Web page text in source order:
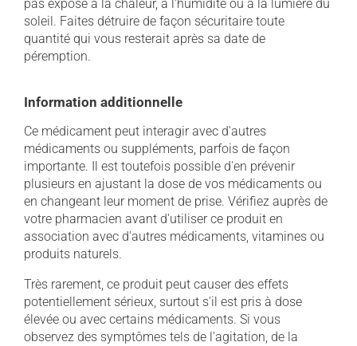
pas exposé à la chaleur, à l'humidité ou à la lumière du
soleil. Faites détruire de façon sécuritaire toute
quantité qui vous resterait après sa date de
péremption.
Information additionnelle
Ce médicament peut interagir avec d'autres
médicaments ou suppléments, parfois de façon
importante. Il est toutefois possible d'en prévenir
plusieurs en ajustant la dose de vos médicaments ou
en changeant leur moment de prise. Vérifiez auprès de
votre pharmacien avant d'utiliser ce produit en
association avec d'autres médicaments, vitamines ou
produits naturels.
Très rarement, ce produit peut causer des effets
potentiellement sérieux, surtout s'il est pris à dose
élevée ou avec certains médicaments. Si vous
observez des symptômes tels de l'agitation, de la